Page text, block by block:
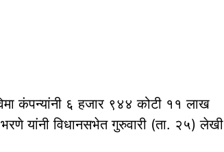
कंपन्यांनी ६ हजार ९४४ कोटी ११ लाख
भरणे यांनी विधानसभेत गुरुवारी (ता. २५) लेखी